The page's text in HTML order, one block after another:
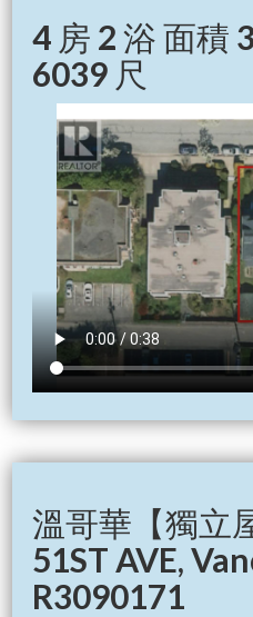
4 房 2 浴 面積
6039 尺
溫哥華【獨立
51ST AVE,
R3090171